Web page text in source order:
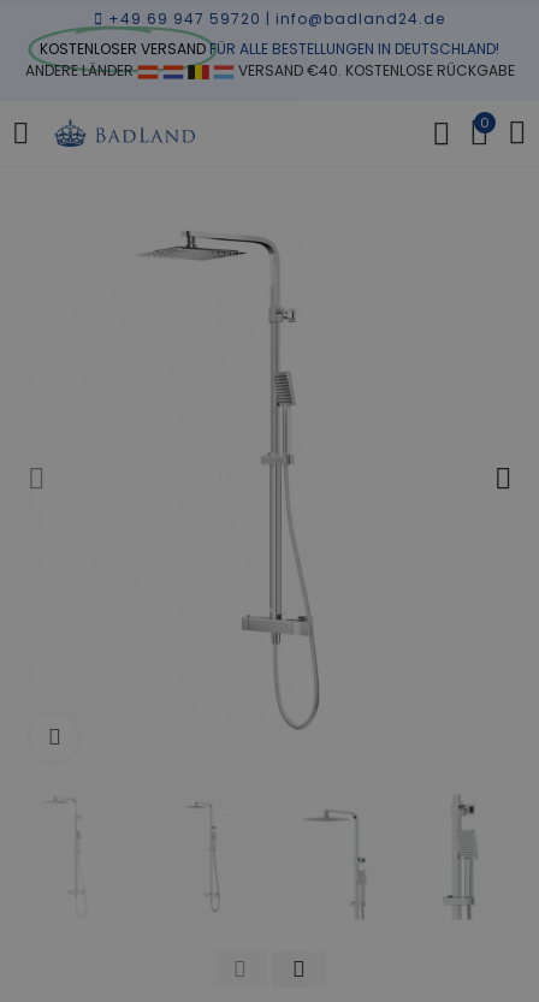
+49 69 947 59720 | info@badland24.de
KOSTENLOSER VERSANDFÜR ALLE BESTELLUNGEN IN DEUTSCHLAND!
ANDERE LÄNDER
VERSAND €40. KOSTENLOSE RÜCKGABE
0
Zum Vergrößern anklicken